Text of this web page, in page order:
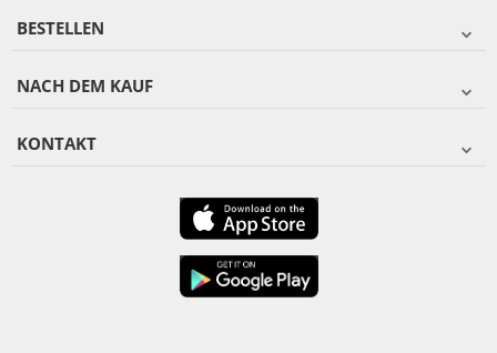
BESTELLEN
NACH DEM KAUF
KONTAKT